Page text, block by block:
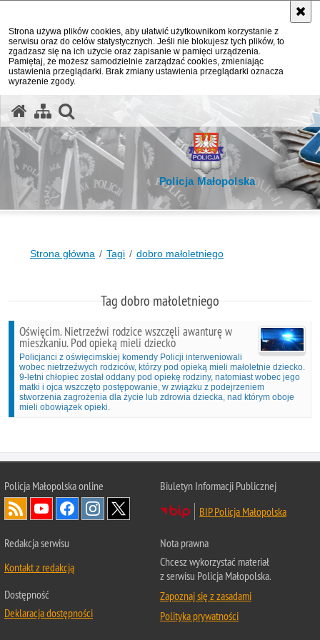
Strona używa plików cookies, aby ułatwić użytkownikom korzystanie z
serwisu oraz do celów statystycznych. Jeśli nie blokujesz tych plików, to
zgadzasz się na ich użycie oraz zapisanie w pamięci urządzenia.
Pamiętaj, że możesz samodzielnie zarządzać cookies, zmieniając
ustawienia przeglądarki. Brak zmiany ustawienia przeglądarki oznacza
wyrażenie zgody.
Policja Małopolska
Strona główna Tagi dobro małoletniego
Tag dobro małoletniego
Oświęcim. Nietrzeźwi rodzice wszczęli awanturę w
mieszkaniu. Pod opieką mieli dziecko
Policjanci z oświęcimskiej komendy Policji interweniowali
wobec nietrzeźwych rodziców, którzy pod opieką mieli małoletnie dziecko.
9-letni chłopiec został oddany pod opiekę rodziny, natomiast wobec jego
matki i ojca wszczęto postępowanie, w związku z podejrzeniem
stworzenia zagrożenia dla życie lub zdrowia dziecka, nad którym oboje
mieli obowiązek opieki.
Policja Małopolska online
Biuletyn Informacji Publicznej
BIP Policja Małopolska
Redakcja serwisu
Kontakt z redakcją
Dostępność
Deklaracja dostępności
Nota prawna
Chcesz wykorzystać materiał
z serwisu Policja Małopolska.
Zapoznaj się z zasadami
Polityka prywatności